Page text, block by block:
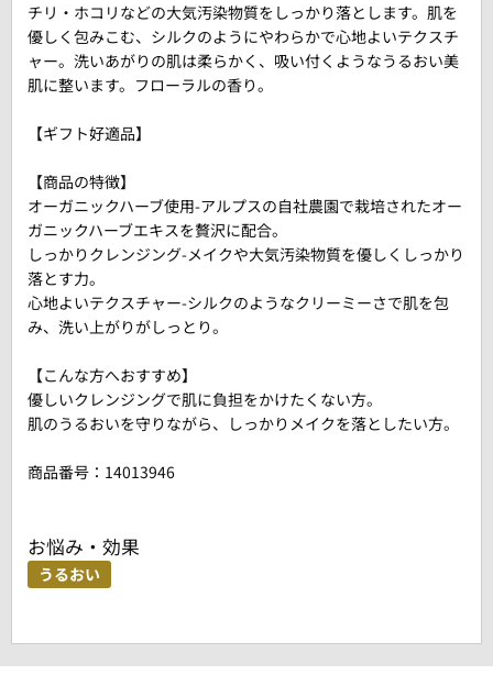
チリ・ホコリなどの大気汚染物質をしっかり落とします。肌を
優しく包みこむ、シルクのようにやわらかで心地よいテクスチ
ャー。洗いあがりの肌は柔らかく、吸い付くようなうるおい美
肌に整います。フローラルの香り。
【ギフト好適品】
【商品の特徴】
オーガニックハーブ使用-アルプスの自社農園で栽培されたオー
ガニックハーブエキスを贅沢に配合。
しっかりクレンジング-メイクや大気汚染物質を優しくしっかり
落とす力。
心地よいテクスチャー-シルクのようなクリーミーさで肌を包
み、洗い上がりがしっとり。
【こんな方へおすすめ】
優しいクレンジングで肌に負担をかけたくない方。
肌のうるおいを守りながら、しっかりメイクを落としたい方。
商品番号： 14013946
お悩み・効果
うるおい